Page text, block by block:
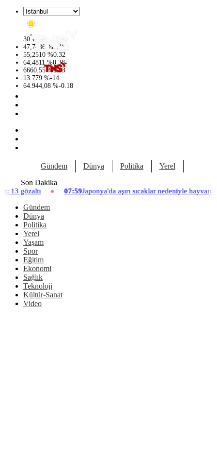
30°C
47,7436 %0.18
55,2510 %0.32
64,4811 %0.38
6660.55 %0.03
13.779 %-14
64.944,08 %-0.18
Gündem Dünya Politika Yerel
Son Dakika
07:59 Japonya'da aşırı sıcaklar nedeniyle hayvanat bahçesinde üç
Gündem
Dünya
Politika
Yerel
Yaşam
Spor
Eğitim
Ekonomi
Sağlık
Teknoloji
Kültür-Sanat
Video